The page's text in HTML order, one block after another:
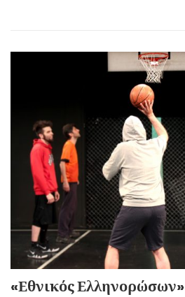
«Εθνικός Ελληνορώσων»